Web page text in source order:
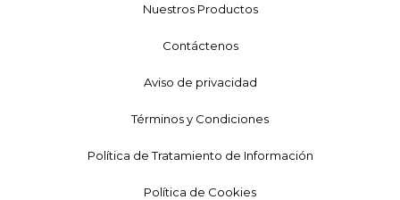
Nuestros Productos
Contáctenos
Aviso de privacidad
Términos y Condiciones
Política de Tratamiento de Información
Política de Cookies